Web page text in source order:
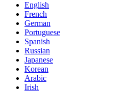
English
French
German
Portuguese
Spanish
Russian
Japanese
Korean
Arabic
Irish